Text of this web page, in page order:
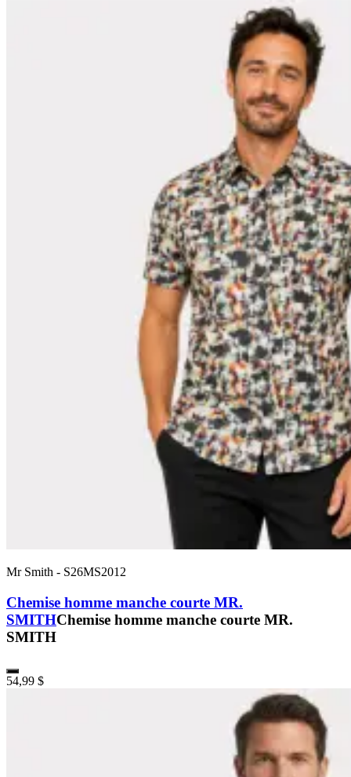
Mr Smith - S26MS2012
Chemise homme manche courte MR.
SMITHChemise homme manche courte MR.
SMITH
54,99 $